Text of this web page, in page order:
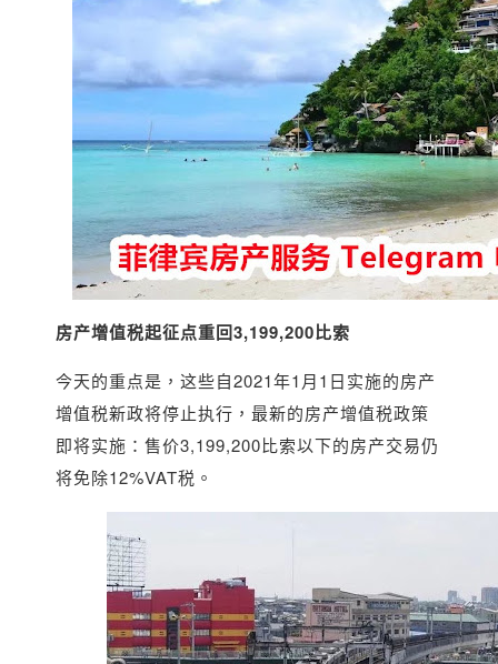
房产增值税起征点重回3,199,200比索
今天的重点是，这些自2021年1月1日实施的房产
增值税新政将停止执行，最新的房产增值税政策
即将实施：售价3,199,200比索以下的房产交易仍
将免除12%VAT税。